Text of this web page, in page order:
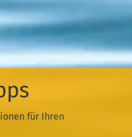
für Ihren